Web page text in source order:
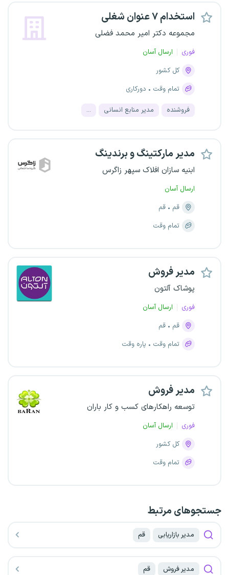
استخدام ۷ عنوان شغلی
مجموعه دکتر امیر محمد فضلی
فوری
ارسال آسان
کل کشور
تمام وقت
دورکاری
فروشنده مدیر منابع انسانی ...
مدیر مارکتینگ و برندینگ
ابنیه سازان افلاک سپهر زاگرس
ارسال آسان
قم
قم
تمام وقت
مدیر فروش
پوشاک آلتون
فوری
ارسال آسان
قم
قم
تمام وقت
پاره وقت
مدیر فروش
توسعه راهکارهای کسب و کار باران
فوری
ارسال آسان
کل کشور
تمام وقت
جستجو‌های مرتبط
مدیر بازاریابی قم
مدیر فروش قم